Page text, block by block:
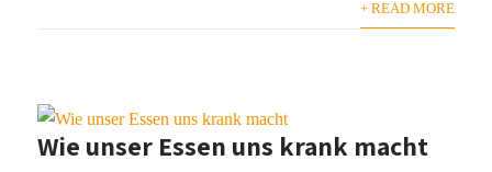
+ READ MORE
Wie unser Essen uns krank macht